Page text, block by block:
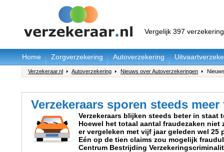
Vergelijk 397
Home Zorgverzekering Autoverzekering
Verzekeraar.nl Autoverzekering Nieuws over Autoverzekeringen
Verzekeraars sporen steeds
Verzekeraars blijken steeds beter in staat
Hoewel het totaal aantal fraudezaken
er vergeleken met vijf jaar geleden wel 25
Eén op de tien claims zou mogelijk
Centrum Bestrijding